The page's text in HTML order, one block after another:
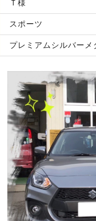
Ｔ様
スポーツ
プレミアムシルバーメ